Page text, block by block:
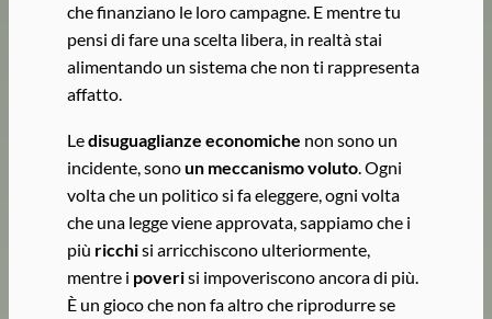
che finanziano le loro campagne. E mentre tu
pensi di fare una scelta libera, in realtà stai
alimentando un sistema che non ti rappresenta
affatto.
Ledisuguaglianze economiche non sono un
incidente, sonoun meccanismo voluto. Ogni
volta che un politico si fa eleggere, ogni volta
che una legge viene approvata, sappiamo che i
più ricchisi arricchiscono ulteriormente,
mentre i poverisi impoveriscono ancora di più.
È un gioco che non fa altro che riprodurre se